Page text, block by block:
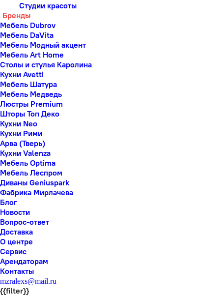
Студии красоты
Бренды
Мебель Dubrov
Мебель DaVita
Мебель Модный акцент
Мебель Art Home
Столы и стулья Каролина
Кухни Avetti
Мебель Шатура
Мебель Медведь
Люстры Premium
Шторы Топ Деко
Кухни Neo
Кухни Рими
Арва (Тверь)
Кухни Valenza
Мебель Optima
Мебель Леспром
Диваны Geniuspark
Фабрика Мирлачева
Блог
Новости
Вопрос-ответ
Доставка
О центре
Сервис
Арендаторам
Контакты
mzralexs@mail.ru
{{filter}}